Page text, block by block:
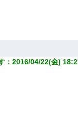
てマンションに入
：2016/04/22(金)